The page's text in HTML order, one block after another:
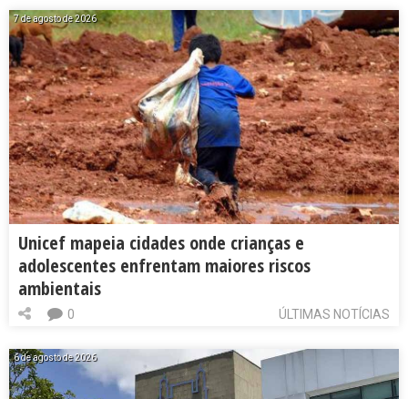
7 de agosto de 2026
Unicef mapeia cidades onde crianças e
adolescentes enfrentam maiores riscos
ambientais
ÚLTIMAS NOTÍCIAS
0
6 de agosto de 2026